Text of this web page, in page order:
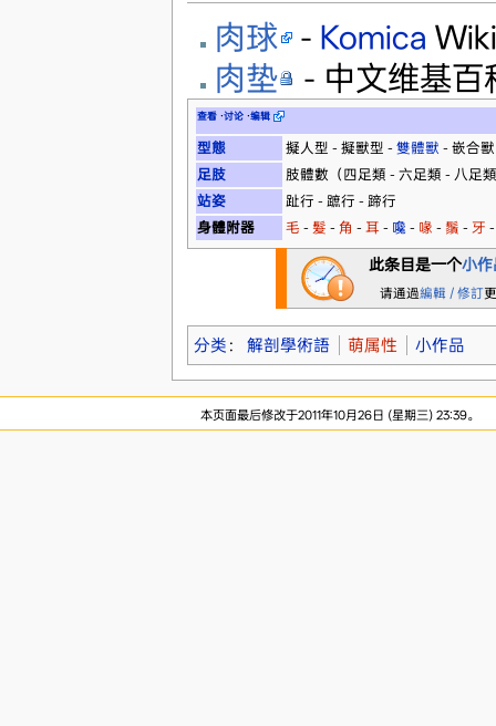
肉球 - Komica Wiki
肉垫
- 中文维基百
查看·讨论·编辑
型態 擬人型 - 擬獸型 - 雙體獸 - 嵌合
足肢
肢體數（四足類 - 六足類 - 八足
站姿
趾行 - 蹠行 - 蹄行
身體附器
毛 - 髮 - 角 - 耳 - 嚵 - 喙 - 鬚 - 牙
此条目是一个小作
请通過編輯 / 修訂
分类 ： 解剖學術語 萌属性 小作品
本页面最后修改于2011年10月26日 (星期三) 23:39。